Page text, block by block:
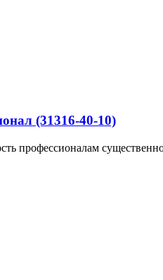
(31316-40-10)
профессионалам